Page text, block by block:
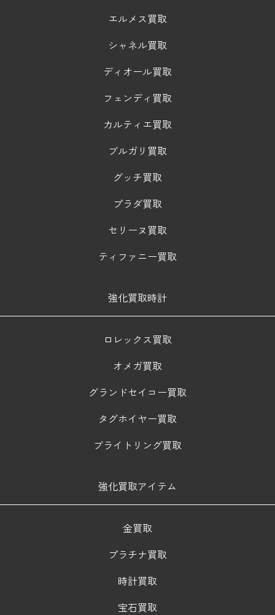
エルメス買取
シャネル買取
ディオール買取
フェンディ買取
カルティエ買取
ブルガリ買取
グッチ買取
プラダ買取
セリーヌ買取
ティファニー買取
強化買取時計
ロレックス買取
オメガ買取
グランドセイコー買取
タグホイヤー買取
ブライトリング買取
強化買取アイテム
金買取
プラチナ買取
時計買取
宝石買取